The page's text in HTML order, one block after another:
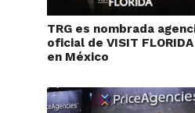
TRG es nombrada
oficial de VISIT FLORIDA
en México